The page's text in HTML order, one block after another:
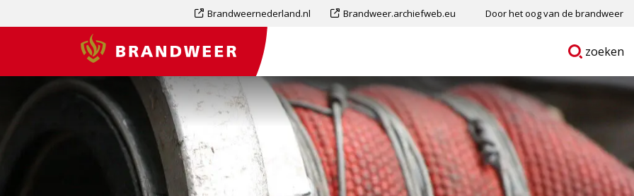
Dit
externe
pagina
Brandweernederland.nl Dit
externe
pagina
Brandweer.archiefweb.eu Door het oog van de brandweer
Brandweer
Ga
zoeken